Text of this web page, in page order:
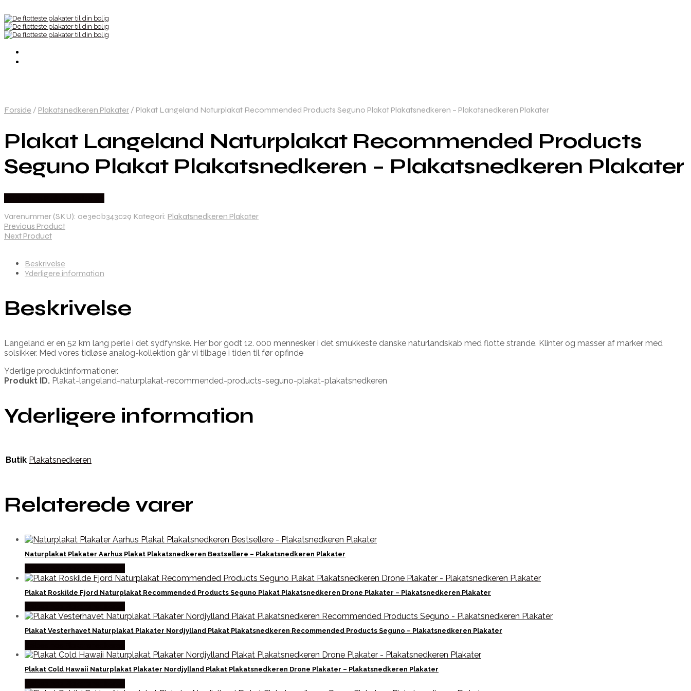
Forside / Plakatsnedkeren Plakater / Plakat Langeland Naturplakat Recommended Products Seguno Plakat Plakatsnedkeren – Plakatsnedkeren Plakater
Plakat Langeland Naturplakat Recommended Products
Seguno Plakat Plakatsnedkeren – Plakatsnedkeren Plakater
Varenummer (SKU): 0e3ecb343c29 Kategori: Plakatsnedkeren Plakater
Previous Product
Next Product
Beskrivelse
Yderligere information
Beskrivelse
Langeland er en 52 km lang perle i det sydfynske. Her bor godt 12. 000 mennesker i det smukkeste danske naturlandskab med flotte strande. Klinter og masser af marker med
solsikker. Med vores tidløse analog-kollektion går vi tilbage i tiden til før opfinde
Yderlige produktinformationer.
Produkt ID. Plakat-langeland-naturplakat-recommended-products-seguno-plakat-plakatsnedkeren
Yderligere information
Butik Plakatsnedkeren
Relaterede varer
Naturplakat Plakater Aarhus Plakat Plakatsnedkeren Bestsellere – Plakatsnedkeren Plakater
Plakat Roskilde Fjord Naturplakat Recommended Products Seguno Plakat Plakatsnedkeren Drone Plakater – Plakatsnedkeren Plakater
Plakat Vesterhavet Naturplakat Plakater Nordjylland Plakat Plakatsnedkeren Recommended Products Seguno – Plakatsnedkeren Plakater
Plakat Cold Hawaii Naturplakat Plakater Nordjylland Plakat Plakatsnedkeren Drone Plakater – Plakatsnedkeren Plakater